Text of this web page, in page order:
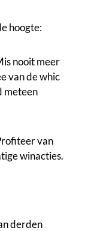
hoogte:
nooit meer
van de whic
meteen
van
winacties.
derden